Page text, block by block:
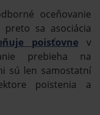
oceňovanie
sa asociácia
poisťovne v
prebieha na
sú len samostatní
poistenia a